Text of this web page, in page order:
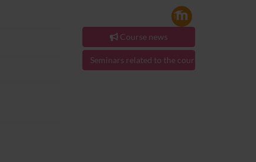
Course news
Seminars related to the course